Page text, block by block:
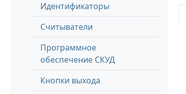
Идентификаторы
Считыватели
Программное
обеспечение СКУД
Кнопки выхода